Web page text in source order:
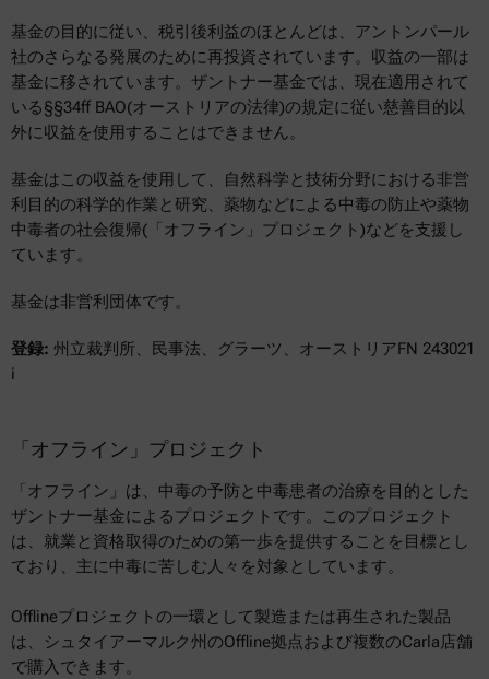
基金の目的に従い、税引後利益のほとんどは、アントンパール
社のさらなる発展のために再投資されています。収益の一部は
基金に移されています。ザントナー基金では、現在適用されて
いる§§34ff BAO(オーストリアの法律)の規定に従い慈善目的以
外に収益を使用することはできません。
基金はこの収益を使用して、自然科学と技術分野における非営
利目的の科学的作業と研究、薬物などによる中毒の防止や薬物
中毒者の社会復帰(「オフライン」プロジェクト)などを支援し
ています。
基金は非営利団体です。
登録: 州立裁判所、民事法、グラーツ、オーストリアFN 243021
i
「オフライン」プロジェクト
「オフライン」は、中毒の予防と中毒患者の治療を目的とした
ザントナー基金によるプロジェクトです。このプロジェクト
は、就業と資格取得のための第一歩を提供することを目標とし
ており、主に中毒に苦しむ人々を対象としています。
Offlineプロジェクトの一環として製造または再生された製品
は、シュタイアーマルク州のOffline拠点および複数のCarla店舗
で購入できます。